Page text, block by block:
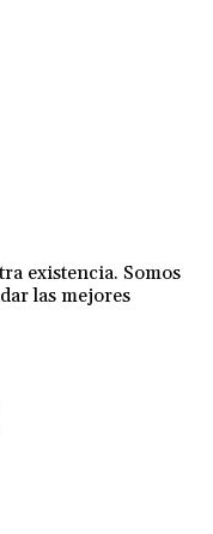
existencia. Somos
las mejores